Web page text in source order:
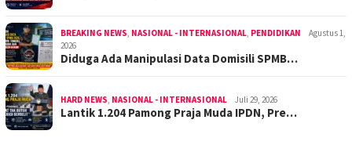
BREAKING NEWS, NASIONAL - INTERNASIONAL, PENDIDIKAN
Agustus 1,
2026
Diduga Ada Manipulasi Data Domisili SPMB…
HARD NEWS, NASIONAL - INTERNASIONAL Juli 29, 2026
Lantik 1.204 Pamong Praja Muda IPDN, Pre…